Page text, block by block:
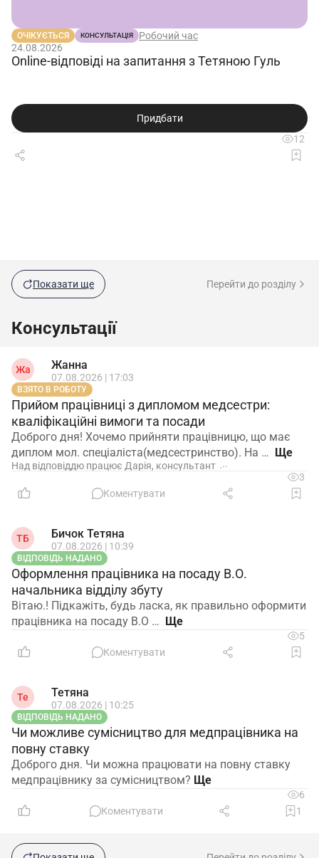
ОЧІКУЄТЬСЯ КОНСУЛЬТАЦІЯ
Робочий час
24.08.2026
Online-відповіді на запитання з Тетяною Гуль
Придбати
12
Показати ще Перейти до розділу
Консультації
Жа Жанна
07.08.2026 | 17:03
ВЗЯТО В РОБОТУ
Прийом працівниці з дипломом медсестри:
кваліфікаційні вимоги та посади
Доброго дня! Хочемо прийняти працівницю, що має
диплом мол. спеціаліста(медсестринство). На …
Над відповіддю працює Дарія, консультант
3
Коментувати
ТБ Бичок Тетяна
07.08.2026 | 10:39
ВІДПОВІДЬ НАДАНО
Оформлення працівника на посаду В.О.
начальника відділу збуту
Вітаю.! Підкажіть, будь ласка, як правильно оформити
працівника на посаду В.О …
5
Коментувати
Те Тетяна
07.08.2026 | 10:25
ВІДПОВІДЬ НАДАНО
Чи можливе сумісництво для медпрацівника на
повну ставку
Доброго дня. Чи можна працювати на повну ставку
медпрацівнику за сумісництвом?
6
Коментувати
1